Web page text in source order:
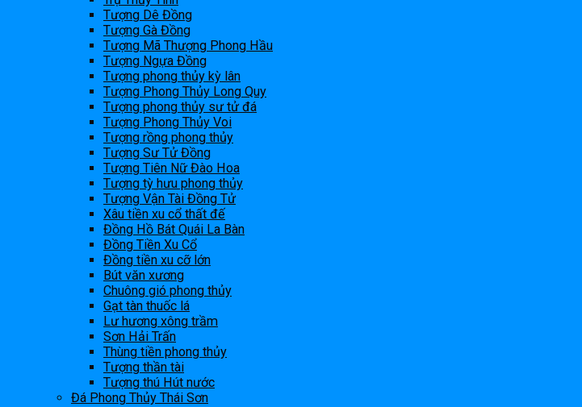
Tượng Dê Đồng
Tượng Gà Đồng
Tượng Mã Thượng Phong Hầu
Tượng Ngựa Đồng
Tượng phong thủy kỳ lân
Tượng Phong Thủy Long Quy
Tượng phong thủy sư tử đá
Tượng Phong Thủy Voi
Tượng rồng phong thủy
Tượng Sư Tử Đồng
Tượng Tiên Nữ Đào Hoa
Tượng tỳ hưu phong thủy
Tượng Vận Tài Đồng Tử
Xâu tiền xu cổ thất đế
Đồng Hồ Bát Quái La Bàn
Đồng Tiền Xu Cổ
Đồng tiền xu cỡ lớn
Bút văn xương
Chuông gió phong thủy
Gạt tàn thuốc lá
Lư hương xông trầm
Sơn Hải Trấn
Thùng tiền phong thủy
Tượng thần tài
Tượng thú Hút nước
Đá Phong Thủy Thái Sơn